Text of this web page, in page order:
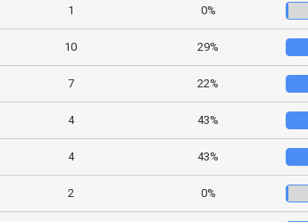
1 0%
10 29%
7 22%
4 43%
4 43%
2 0%